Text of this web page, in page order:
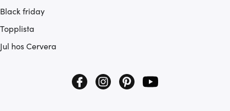
Black friday
Topplista
Jul hos Cervera